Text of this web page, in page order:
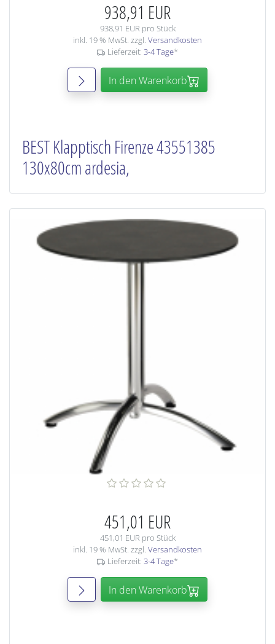
938,91 EUR
938,91 EUR pro Stück
inkl. 19 % MwSt. zzgl. Versandkosten
Lieferzeit: 3-4 Tage*
In den Warenkorb
BEST Klapptisch Firenze 43551385
130x80cm ardesia,
451,01 EUR
451,01 EUR pro Stück
inkl. 19 % MwSt. zzgl. Versandkosten
Lieferzeit: 3-4 Tage*
In den Warenkorb